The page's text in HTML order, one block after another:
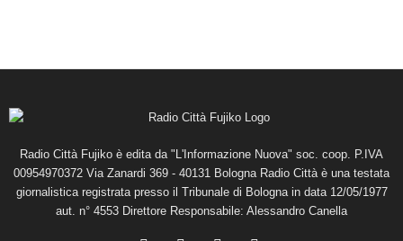
Radio Città Fujiko è edita da "L'Informazione Nuova" soc. coop. P.IVA
00954970372 Via Zanardi 369 - 40131 Bologna Radio Città è una testata
giornalistica registrata presso il Tribunale di Bologna in data 12/05/1977
aut. n° 4553 Direttore Responsabile: Alessandro Canella